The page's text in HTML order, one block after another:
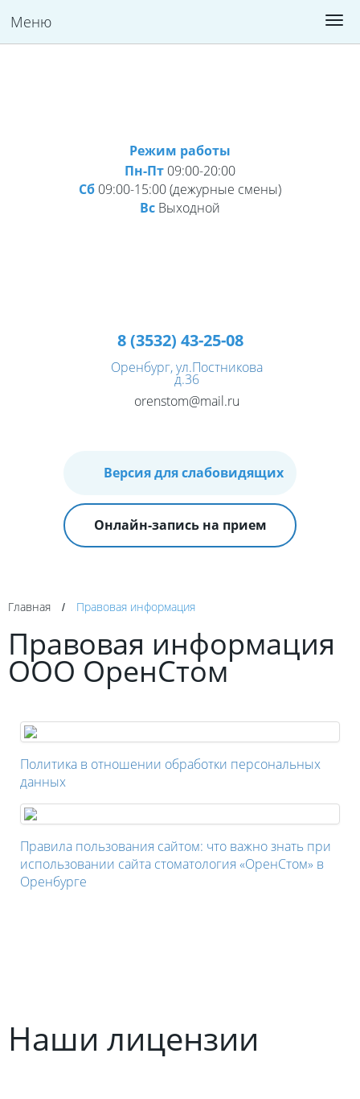
Режим работы
Пн-Пт 09:00-20:00
Сб 09:00-15:00 (дежурные смены)
Вс Выходной
8 (3532) 43-25-08
Оренбург, ул.Постникова
д.36
orenstom@mail.ru
Версия для слабовидящих
Онлайн-запись на прием
Меню
Главная / Правовая информация
Правовая информация
ООО ОренСтом
Политика в отношении обработки персональных
данных
Правила пользования сайтом: что важно знать при
использовании сайта стоматология «ОренСтом» в
Оренбурге
Наши лицензии